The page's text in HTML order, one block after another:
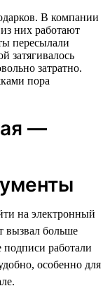
В компании
них работают
пересылали
затягивалось
затратно.
пора
—
на электронный
вызвал больше
подписи работали
особенно для